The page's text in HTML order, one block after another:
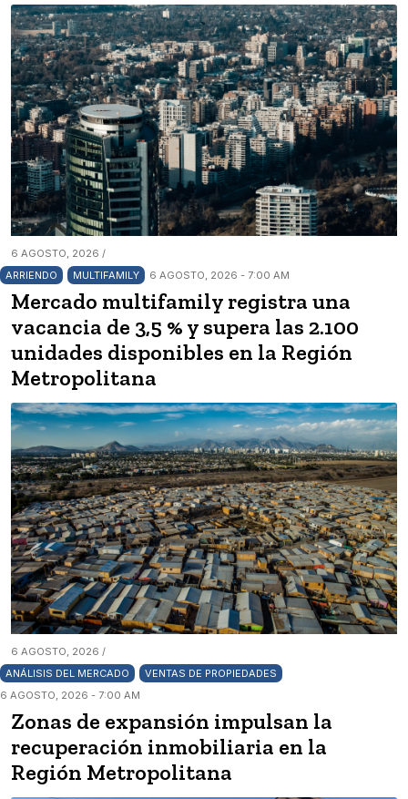
6 AGOSTO, 2026 /
ARRIENDO
MULTIFAMILY 6 AGOSTO, 2026 - 7:00 AM
Mercado multifamily registra una
vacancia de 3,5 % y supera las 2.100
unidades disponibles en la Región
Metropolitana
6 AGOSTO, 2026 /
ANÁLISIS DEL MERCADO
VENTAS DE PROPIEDADES
6 AGOSTO, 2026 - 7:00 AM
Zonas de expansión impulsan la
recuperación inmobiliaria en la
Región Metropolitana